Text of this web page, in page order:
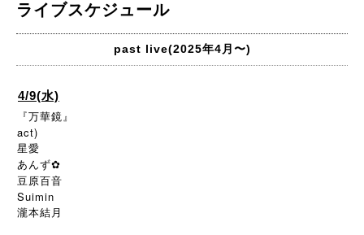
ライブスケジュール
past live(2025年4月〜)
4/9(水)
『万華鏡』
act)
星愛
あんず✿
豆原百音
Suimin
瀧本結月